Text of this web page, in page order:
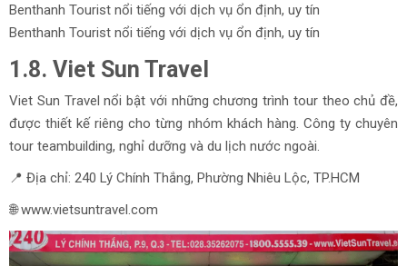
Benthanh Tourist nổi tiếng với dịch vụ ổn định, uy tín
Benthanh Tourist nổi tiếng với dịch vụ ổn định, uy tín
1.8. Viet Sun Travel
Viet Sun Travel nổi bật với những chương trình tour theo chủ đề,
được thiết kế riêng cho từng nhóm khách hàng. Công ty chuyên
tour teambuilding, nghỉ dưỡng và du lịch nước ngoài.
📍 Địa chỉ: 240 Lý Chính Thắng, Phường Nhiêu Lộc, TP.HCM
🌐 www.vietsuntravel.com